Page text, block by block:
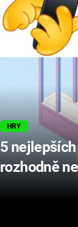
HRY
5
rozhodně